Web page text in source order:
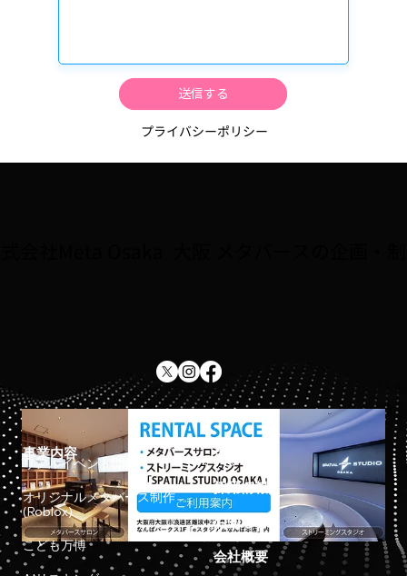
プライバシーポリシー
送信する
事業内容
リアルイベント開催
オリジナルメタバース制作
(Roblox)
こども万博
ホーム
採用情報
お知らせ
会社概要